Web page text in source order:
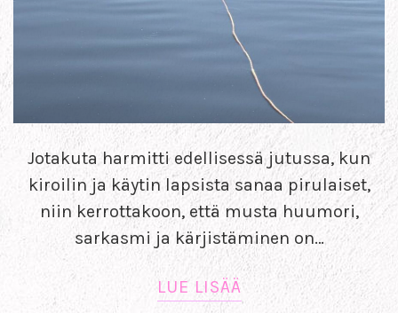
Jotakuta harmitti edellisessä jutussa, kun
kiroilin ja käytin lapsista sanaa pirulaiset,
niin kerrottakoon, että musta huumori,
sarkasmi ja kärjistäminen on…
LUE LISÄÄ